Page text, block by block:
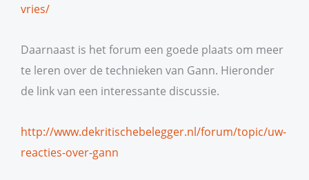
vries/
Daarnaast is het forum een goede plaats om meer
te leren over de technieken van Gann. Hieronder
de link van een interessante discussie.
http://www.dekritischebelegger.nl/forum/topic/uw-
reacties-over-gann